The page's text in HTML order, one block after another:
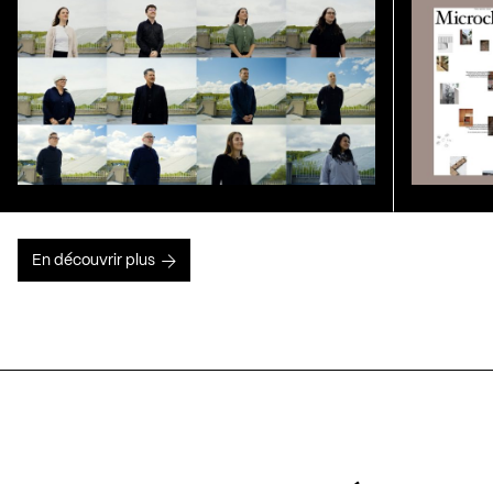
En découvrir plus